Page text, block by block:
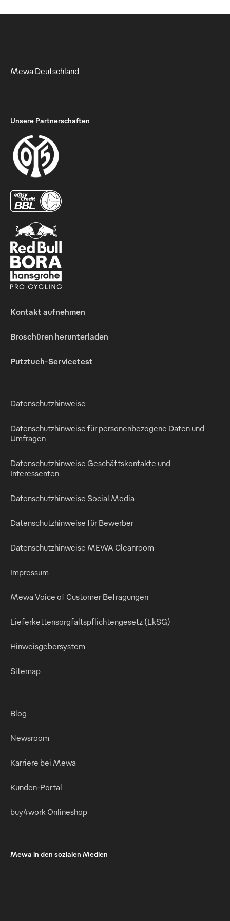
Mewa Deutschland
Unsere Partnerschaften
Kontakt aufnehmen
Broschüren herunterladen
Putztuch-Servicetest
Datenschutzhinweise
Datenschutzhinweise für personenbezogene Daten und
Umfragen
Datenschutzhinweise Geschäftskontakte und
Interessenten
Datenschutzhinweise Social Media
Datenschutzhinweise für Bewerber
Datenschutzhinweise MEWA Cleanroom
Impressum
Mewa Voice of Customer Befragungen
Lieferkettensorgfaltspflichtengesetz (LkSG)
Hinweisgebersystem
Sitemap
Blog
Newsroom
Karriere bei Mewa
Kunden-Portal
buy4work Onlineshop
Mewa in den sozialen Medien